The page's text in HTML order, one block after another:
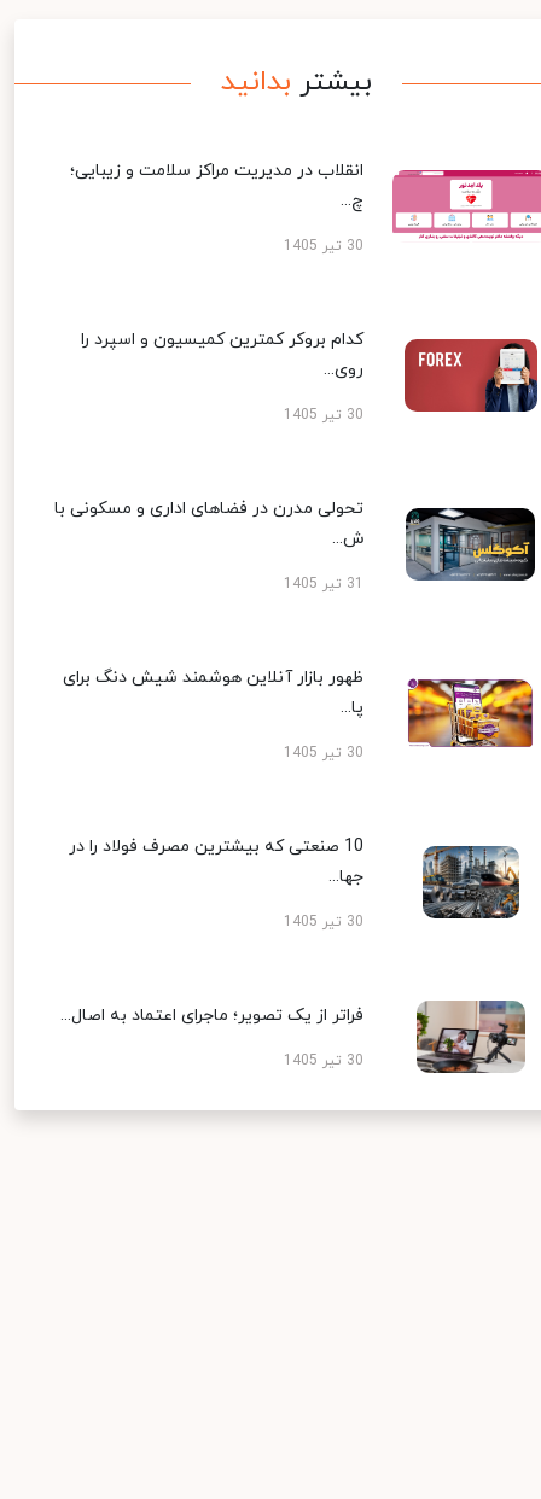
بیشتر بدانید
انقلاب در مدیریت مراکز سلامت و زیبایی؛
چ...
30 تیر 1405
کدام بروکر کمترین کمیسیون و اسپرد را
روی...
30 تیر 1405
تحولی مدرن در فضاهای اداری و مسکونی با
ش...
ظهور بازار آنلاین هوشمند شیش دنگ برای
پا...
30 تیر 1405
10 صنعتی که بیشترین مصرف فولاد را در
جها...
30 تیر 1405
فراتر از یک تصویر؛ ماجرای اعتماد به اصال...
30 تیر 1405